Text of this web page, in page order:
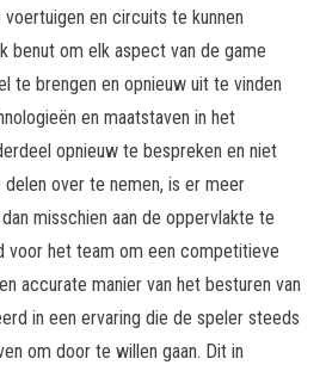
en circuits te kunnen
benut om elk aspect van de game
te brengen en opnieuw uit te vinden
en maatstaven in het
opnieuw te bespreken en niet
over te nemen, is er meer
misschien aan de oppervlakte te
voor het team om een competitieve
accurate manier van het besturen van
in een ervaring die de speler steeds
om door te willen gaan. Dit in